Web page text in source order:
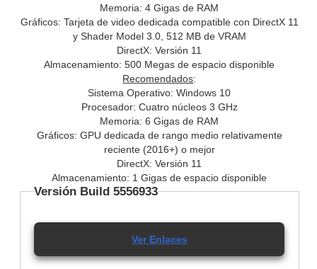
Memoria: 4 Gigas de RAM
Gráficos: Tarjeta de video dedicada compatible con DirectX 11
y Shader Model 3.0, 512 MB de VRAM
DirectX: Versión 11
Almacenamiento: 500 Megas de espacio disponible
Recomendados:
Sistema Operativo: Windows 10
Procesador: Cuatro núcleos 3 GHz
Memoria: 6 Gigas de RAM
Gráficos: GPU dedicada de rango medio relativamente
reciente (2016+) o mejor
DirectX: Versión 11
Almacenamiento: 1 Gigas de espacio disponible
Versión Build 5556933
Ver Enlaces